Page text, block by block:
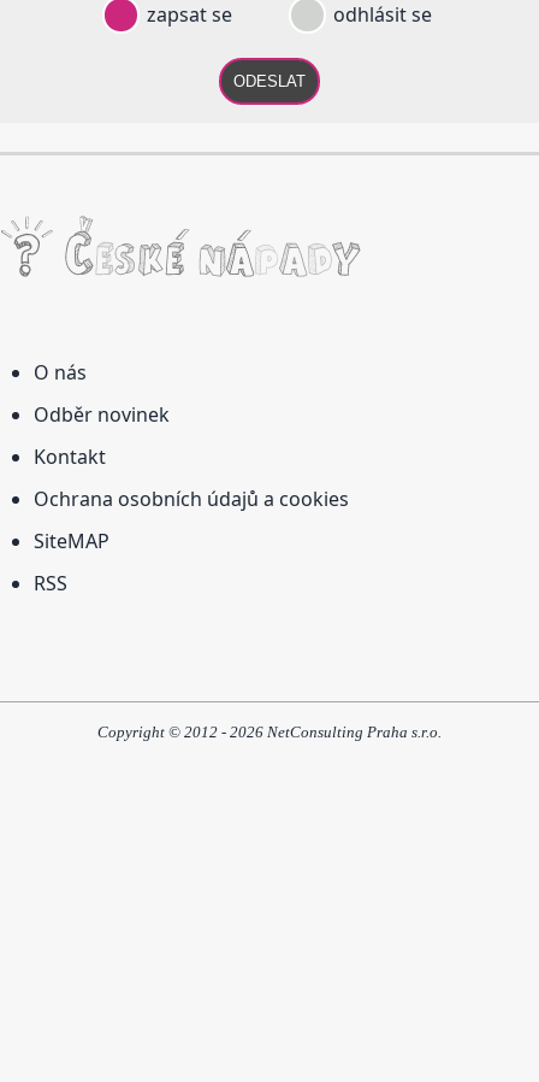
zapsat se odhlásit se
ODESLAT
O nás
Odběr novinek
Kontakt
Ochrana osobních údajů a cookies
SiteMAP
RSS
Copyright © 2012 - 2026 NetConsulting Praha s.r.o.